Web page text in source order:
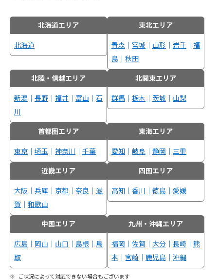
北海道エリア
北海道
東北エリア
青森 ｜ 宮城 ｜ 山形 ｜ 岩手 ｜ 福
島 ｜ 秋田
北陸・信越エリア
新潟 ｜ 長野 ｜ 福井 ｜ 富山 ｜ 石
川
北関東エリア
群馬 ｜ 栃木 ｜ 茨城 ｜ 山梨
首都圏エリア
東京 ｜ 埼玉 ｜ 神奈川 ｜ 千葉
東海エリア
愛知 ｜ 岐阜 ｜ 静岡 ｜ 三重
近畿エリア
大阪 ｜ 兵庫 ｜ 京都 ｜ 奈良 ｜ 滋
賀 ｜ 和歌山
四国エリア
高知 ｜ 香川 ｜ 徳島 ｜ 愛媛
中国エリア
広島 ｜ 岡山 ｜ 山口 ｜ 島根 ｜ 鳥
取
九州・沖縄エリア
福岡 ｜ 佐賀 ｜ 大分 ｜ 長崎 ｜ 熊
本 ｜ 宮崎 ｜ 鹿児島 ｜ 沖縄
ご状況によって対応できない場合もございます